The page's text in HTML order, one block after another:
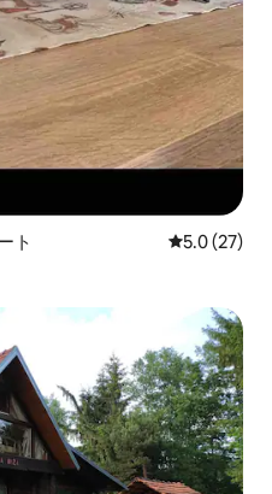
ト レビュー27
5.0 (27)